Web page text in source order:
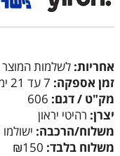
אחריות: לשלמות המוצר
זמן אספקה: 7 עד 21 ימי עסקים
מק"ט / דגם: 606
יצרן: רהיטי יראון
משלוח/הרכבה:
משלוח בלבד: ₪150